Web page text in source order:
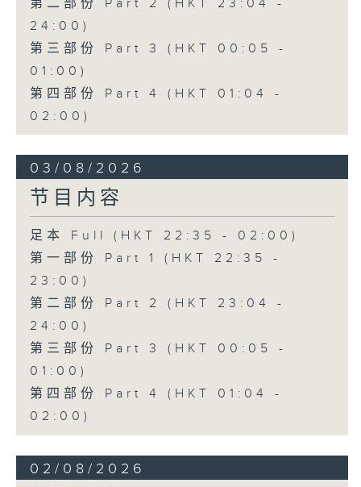
第二部份 Part 2 (HKT 23:04 -
24:00)
第三部份 Part 3 (HKT 00:05 -
01:00)
第四部份 Part 4 (HKT 01:04 -
02:00)
03/08/2026
节目内容
足本 Full (HKT 22:35 - 02:00)
第一部份 Part 1 (HKT 22:35 -
23:00)
第二部份 Part 2 (HKT 23:04 -
24:00)
第三部份 Part 3 (HKT 00:05 -
01:00)
第四部份 Part 4 (HKT 01:04 -
02:00)
02/08/2026